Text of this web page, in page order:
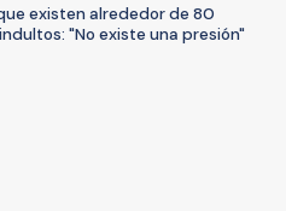
existen alrededor de 80
"No existe una presión"